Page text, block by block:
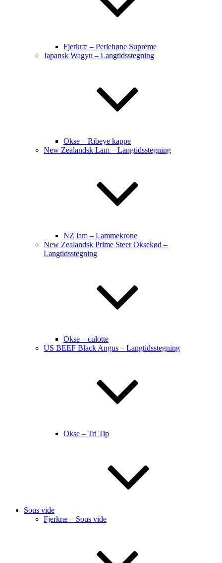
Fjerkræ – Perlehøne Supreme
Japansk Wagyu – Langtidsstegning
Okse – Ribeye kappe
New Zealandsk Lam – Langtidsstegning
NZ lam – Lammekrone
New Zealandsk Prime Steer Oksekød –
Langtidsstegning
Okse – culotte
US BEEF Black Angus – Langtidsstegning
Okse – Tri Tip
Sous vide
Fjerkræ – Sous vide